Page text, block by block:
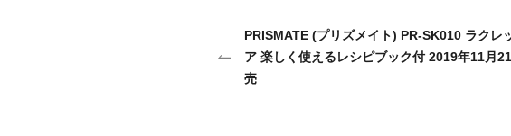
PRISMATE (プリズメイト) PR-SK010 ラクレ
ア 楽しく使えるレシピブック付 2019年11月
売